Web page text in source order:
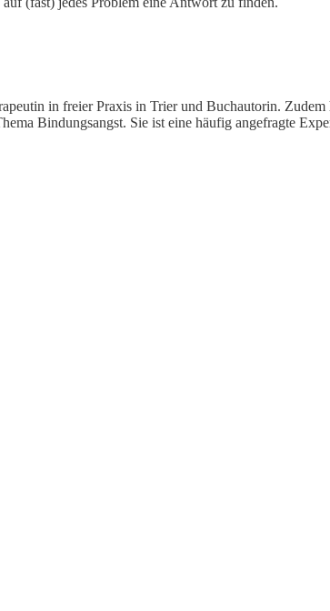
in freier Praxis in Trier und Buchautorin. Zudem
Bindungsangst. Sie ist eine häufig angefragte